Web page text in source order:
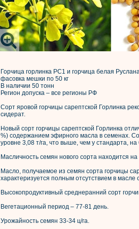
Горчица горлинка РС1 и горчица белая
фасовка мешки по 50 кг
В наличии 50 тонн
Регион допуска – все регионы РФ
Сорт яровой горчицы сарептской Горлинка
сидерат.
Новый сорт горчицы сарептской Горлинка
%) содержанием эфирного масла в семенах.
уровне 3,08 т/га, что выше, чем у стандарта, на
Масличность семян нового сорта находится
Масло, получаемое из семян сорта горчицы
характеризуется полным отсутствием в масле
Высокопродуктивный среднеранний сорт
Вегетационный период – 77-81 день.
Урожайность семян 33-34 ц/га.